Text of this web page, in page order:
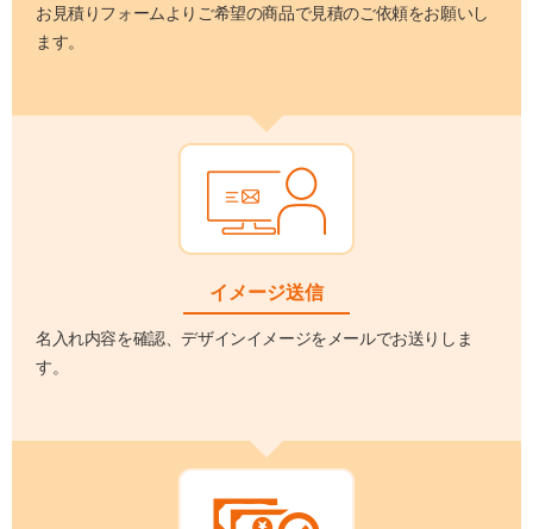
お見積りフォームよりご希望の商品で見積のご依頼をお願いし
ます。
イメージ送信
名入れ内容を確認、デザインイメージをメールでお送りしま
す。